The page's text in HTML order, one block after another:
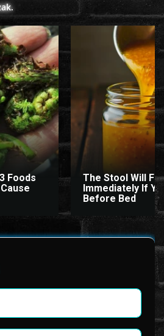
Foods
The Stool Will Fly
Immediately If
Before Bed